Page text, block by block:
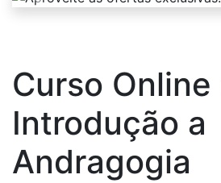
Curso Online
Introdução a
Andragogia